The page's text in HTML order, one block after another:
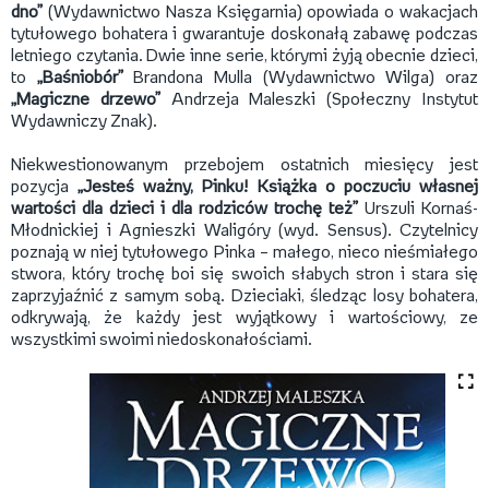
dno” (Wydawnictwo Nasza Księgarnia) opowiada o wakacjach
tytułowego bohatera i gwarantuje doskonałą zabawę podczas
letniego czytania. Dwie inne serie, którymi żyją obecnie dzieci,
to „Baśniobór”Brandona Mulla (Wydawnictwo Wilga) oraz
„Magiczne drzewo”Andrzeja Maleszki (Społeczny Instytut
Wydawniczy Znak).
Niekwestionowanym przebojem ostatnich miesięcy jest
pozycja„Jesteś ważny, Pinku! Książka o poczuciu własnej
wartości dla dzieci i dla rodziców trochę też” Urszuli Kornaś-
Młodnickiej i Agnieszki Waligóry (wyd. Sensus). Czytelnicy
poznają w niej tytułowego Pinka – małego, nieco nieśmiałego
stwora, który trochę boi się swoich słabych stron i stara się
zaprzyjaźnić z samym sobą. Dzieciaki, śledząc losy bohatera,
odkrywają, że każdy jest wyjątkowy i wartościowy, ze
wszystkimi swoimi niedoskonałościami.